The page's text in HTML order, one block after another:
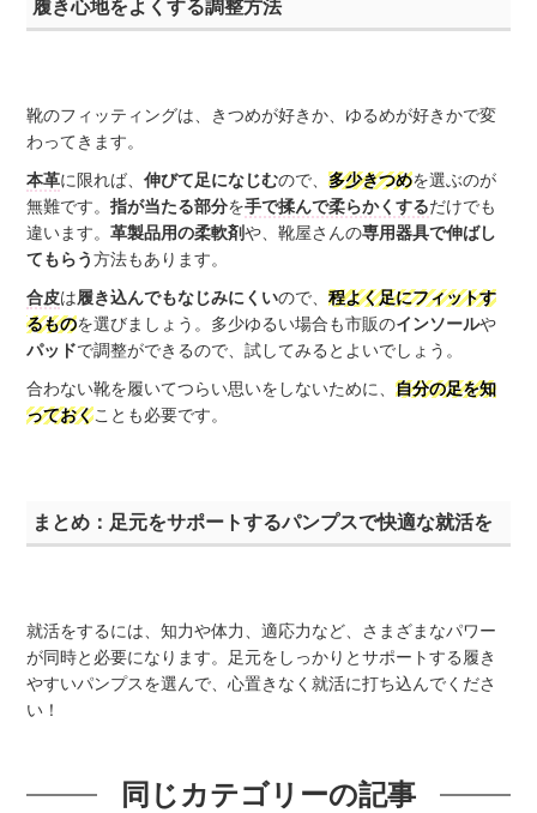
履き心地をよくする調整方法
靴のフィッティングは、きつめが好きか、ゆるめが好きかで変
わってきます。
本革に限れば、伸びて足になじむので、多少きつめを選ぶのが
無難です。指が当たる部分を手で揉んで柔らかくするだけでも
違います。革製品用の柔軟剤や、靴屋さんの専用器具で伸ばし
てもらう方法もあります。
合皮は履き込んでもなじみにくいので、程よく足にフィットす
るものを選びましょう。多少ゆるい場合も市販のインソールや
パッドで調整ができるので、試してみるとよいでしょう。
合わない靴を履いてつらい思いをしないために、自分の足を知
っておくことも必要です。
まとめ：足元をサポートするパンプスで快適な就活を
就活をするには、知力や体力、適応力など、さまざまなパワー
が同時と必要になります。足元をしっかりとサポートする履き
やすいパンプスを選んで、心置きなく就活に打ち込んでくださ
い！
同じカテゴリーの記事